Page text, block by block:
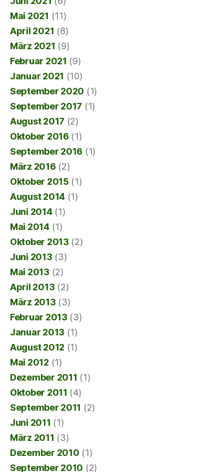
Mai 2021 (11)
April 2021 (8)
März 2021 (9)
Februar 2021 (9)
Januar 2021 (10)
September 2020 (1)
September 2017 (1)
August 2017 (2)
Oktober 2016 (1)
September 2016 (1)
März 2016 (2)
Oktober 2015 (1)
August 2014 (1)
Juni 2014(1)
Mai 2014(1)
Oktober 2013 (2)
Juni 2013 (3)
Mai 2013 (2)
April 2013 (2)
März 2013 (3)
Februar 2013 (3)
Januar 2013 (1)
August 2012 (1)
Mai 2012 (1)
Dezember 2011 (1)
Oktober 2011 (4)
September 2011 (2)
Juni 2011 (1)
März 2011 (3)
Dezember 2010 (1)
September 2010 (2)